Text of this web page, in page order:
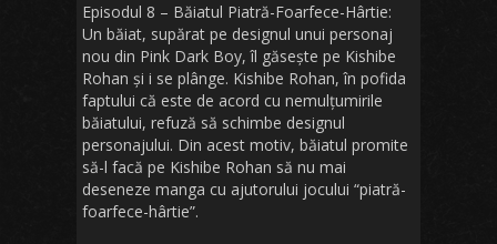
Episodul 8 – Băiatul Piatră-Foarfece-Hârtie:
Un băiat, supărat pe designul unui personaj
nou din Pink Dark Boy, îl găsește pe Kishibe
Rohan și i se plânge. Kishibe Rohan, în pofida
faptului că este de acord cu nemulțumirile
băiatului, refuză să schimbe designul
personajului. Din acest motiv, băiatul promite
să-l facă pe Kishibe Rohan să nu mai
deseneze manga cu ajutorului jocului “piatră-
foarfece-hârtie”.